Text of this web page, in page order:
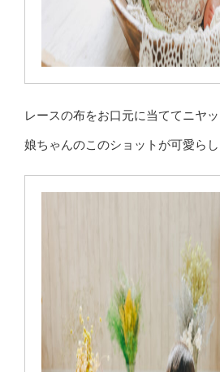
レースの布をお口元に当ててニヤ
娘ちゃんのこのショットが可愛ら